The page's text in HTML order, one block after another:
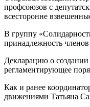
профсоюзов с
всесторонне
В группу
принадлежность
Декларацию о
регламентирующее
Как и ранее
движениями Татьяна